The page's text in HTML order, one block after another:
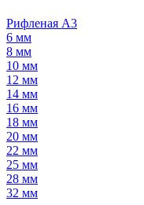
Рифленая А3
6 мм
8 мм
10 мм
12 мм
14 мм
16 мм
18 мм
20 мм
22 мм
25 мм
28 мм
32 мм